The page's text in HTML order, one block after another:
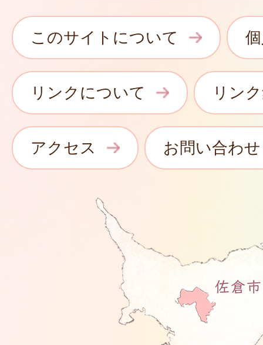
このサイトについて
リンクについて リン
アクセス お問い合わせ